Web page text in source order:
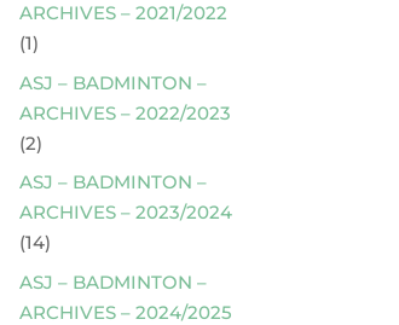
ARCHIVES – 2021/2022
(1)
ASJ – BADMINTON –
ARCHIVES – 2022/2023
(2)
ASJ – BADMINTON –
ARCHIVES – 2023/2024
(14)
ASJ – BADMINTON –
ARCHIVES – 2024/2025